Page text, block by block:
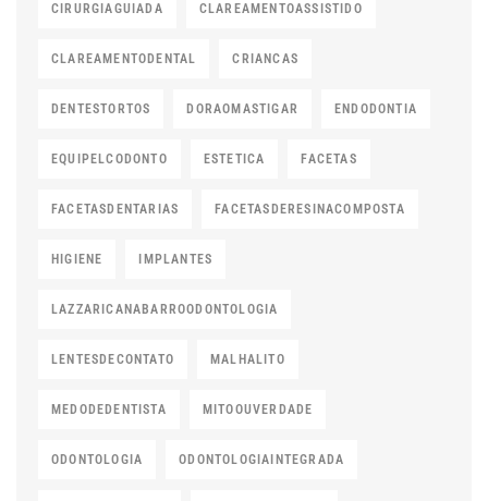
CIRURGIAGUIADA CLAREAMENTOASSISTIDO
CLAREAMENTODENTAL CRIANCAS
DENTESTORTOS DORAOMASTIGAR ENDODONTIA
EQUIPELCODONTO ESTETICA FACETAS
FACETASDENTARIAS FACETASDERESINACOMPOSTA
HIGIENE IMPLANTES
LAZZARICANABARROODONTOLOGIA
LENTESDECONTATO MALHALITO
MEDODEDENTISTA MITOOUVERDADE
ODONTOLOGIA ODONTOLOGIAINTEGRADA